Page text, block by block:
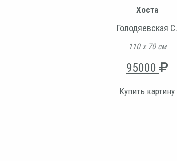
Хоста
Голодяевская С.
110 х 70 см
95000
Купить картину